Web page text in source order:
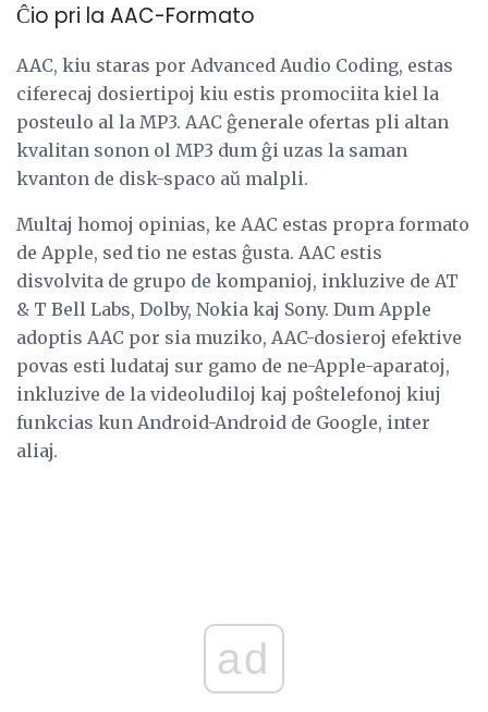
Ĉio pri la AAC-Formato
AAC, kiu staras por Advanced Audio Coding, estas
ciferecaj dosiertipoj kiu estis promociita kiel la
posteulo al la MP3. AAC ĝenerale ofertas pli altan
kvalitan sonon ol MP3 dum ĝi uzas la saman
kvanton de disk-spaco aŭ malpli.
Multaj homoj opinias, ke AAC estas propra formato
de Apple, sed tio ne estas ĝusta. AAC estis
disvolvita de grupo de kompanioj, inkluzive de AT
& T Bell Labs, Dolby, Nokia kaj Sony. Dum Apple
adoptis AAC por sia muziko, AAC-dosieroj efektive
povas esti ludataj sur gamo de ne-Apple-aparatoj,
inkluzive de la videoludiloj kaj poŝtelefonoj kiuj
funkcias kun Android-Android de Google, inter
aliaj.
ad